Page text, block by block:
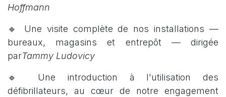
Hoffmann
🔹 Une visite complète de nos installations —
bureaux, magasins et entrepôt — dirigée
parTammy Ludovicy
🔹 Une introduction à l'utilisation des
défibrillateurs, au cœur de notre engagement